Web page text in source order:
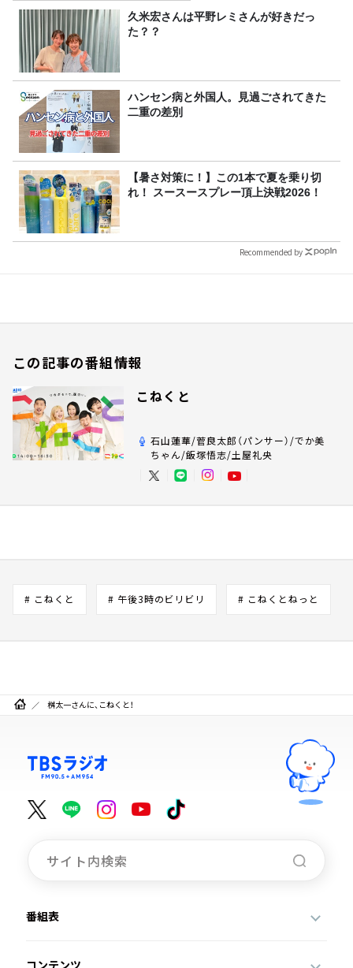
久米宏さんは平野レミさんが好きだっ
た？？
ハンセン病と外国人。見過ごされてきた
二重の差別
【暑さ対策に！】この1本で夏を乗り切
れ！ スースースプレー頂上決戦2026！
Recommended by
この記事の番組情報
こねくと
石山蓮華/菅良太郎（パンサー）/でか美
ちゃん/飯塚悟志/土屋礼央
# こねくと # 午後3時のビリビリ # こねくとねっと
桝太一さんに、こねくと！
番組表